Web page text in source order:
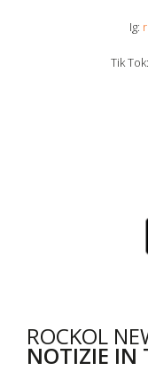
Ig:
Tik
ROCKOL
NOTIZIE IN